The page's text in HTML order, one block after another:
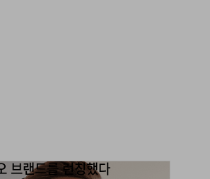
브랜드를 런칭했다